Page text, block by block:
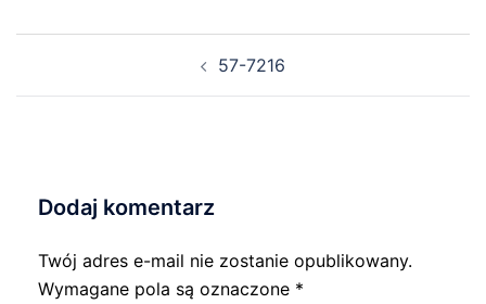
57-7216
Dodaj komentarz
Twój adres e-mail nie zostanie opublikowany.
Wymagane pola są oznaczone *